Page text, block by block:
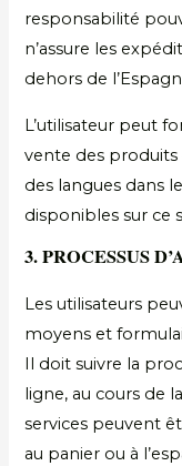
responsabilité
n’assure les
dehors de
L’utilisateur peut
vente des produits
des langues dans
disponibles sur ce
3. PROCESSUS
Les utilisateurs
moyens et
Il doit suivre la
ligne, au cours de
services peuvent
au panier ou à